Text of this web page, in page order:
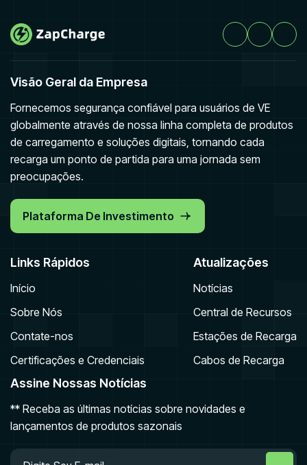
Visão Geral da Empresa
Fornecemos segurança confiável para usuários de VE
globalmente através de nossa linha completa de produtos
de carregamento e soluções digitais, tornando cada
recarga um ponto de partida para uma jornada sem
preocupações.
Plataforma De Investimento
Links Rápidos
Início
Sobre Nós
Contate-nos
Certificações e Credenciais
Atualizações
Notícias
Central de Recursos
Estações de Recarga
Cabos de Recarga
Assine Nossas Notícias
** Receba as últimas notícias sobre novidades e
lançamentos de produtos sazonais